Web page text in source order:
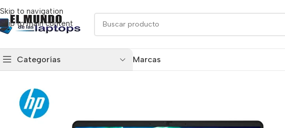
Skip to navigation
Skip to main content
Categorías Marcas